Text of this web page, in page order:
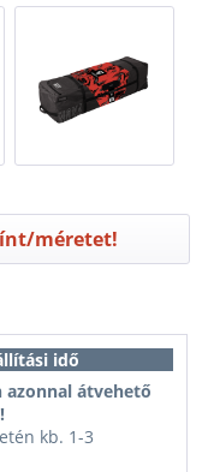
méretet!
idő
azonnal átvehető
kb. 1-3